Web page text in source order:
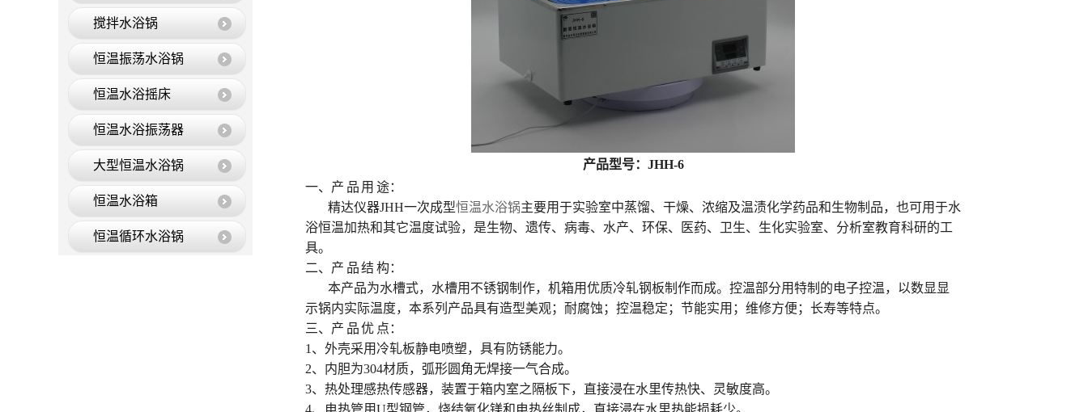
搅拌水浴锅
恒温振荡水浴锅
恒温水浴摇床
恒温水浴振荡器
大型恒温水浴锅
恒温水浴箱
恒温循环水浴锅
产品型号：JHH-6
一、产 品 用 途：
精达仪器JHH一次成型恒温水浴锅主要用于实验室中蒸馏、干燥、浓缩及温渍化学药品和生物制品，也可用于水
浴恒温加热和其它温度试验，是生物、遗传、病毒、水产、环保、医药、卫生、生化实验室、分析室教育科研的工
具。
二、产 品 结 构：
本产品为水槽式，水槽用不锈钢制作，机箱用优质冷轧钢板制作而成。控温部分用特制的电子控温，以数显显
示锅内实际温度，本系列产品具有造型美观；耐腐蚀；控温稳定；节能实用；维修方便；长寿等特点。
三、产 品 优 点：
1、外壳采用冷轧板静电喷塑，具有防锈能力。
2、内胆为304材质，弧形圆角无焊接一气合成。
3、热处理感热传感器，装置于箱内室之隔板下，直接浸在水里传热快、灵敏度高。
4、电热管用U型钢管，烧结氧化镁和电热丝制成，直接浸在水里热能损耗少。